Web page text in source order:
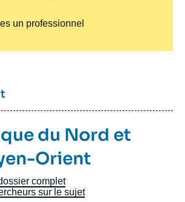
un professionnel
du Nord et
Orient
complet
sur le sujet